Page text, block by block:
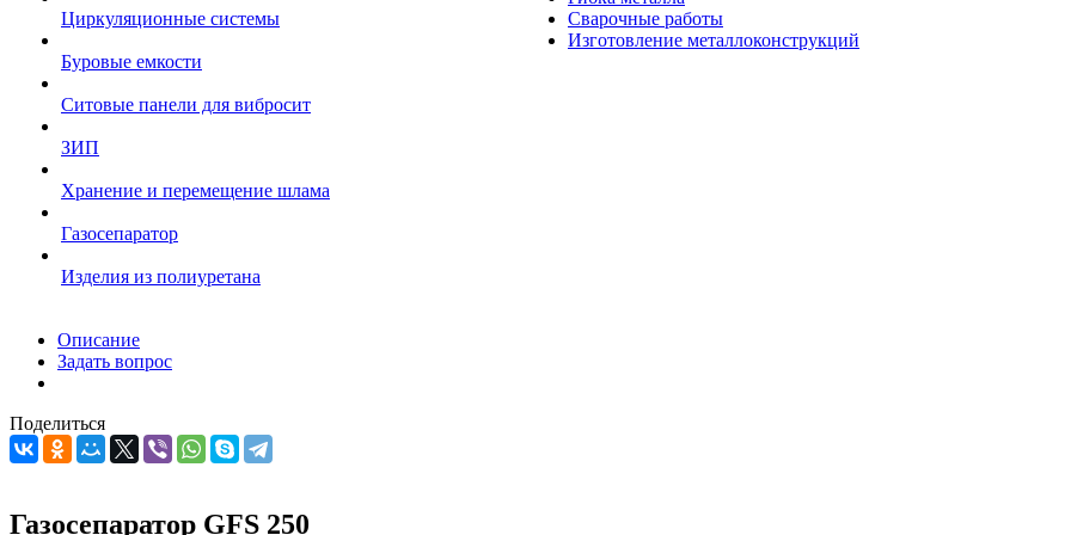
Циркуляционные системы
Буровые емкости
Ситовые панели для вибросит
ЗИП
Хранение и перемещение шлама
Газосепаратор
Изделия из полиуретана
Сварочные работы
Изготовление металлоконструкций
Описание
Задать вопрос
Поделиться
Газосепаратор GFS 250